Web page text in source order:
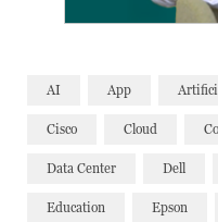
AI App
Cisco Cloud
Data Center Dell
Education Epson